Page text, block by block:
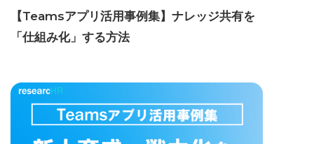
【Teamsアプリ活用事例集】ナレッジ共有を
「仕組み化」する方法